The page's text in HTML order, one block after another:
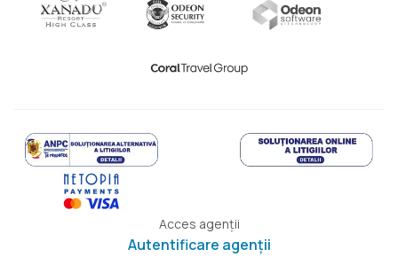
Acces agenții
Autentificare agenții